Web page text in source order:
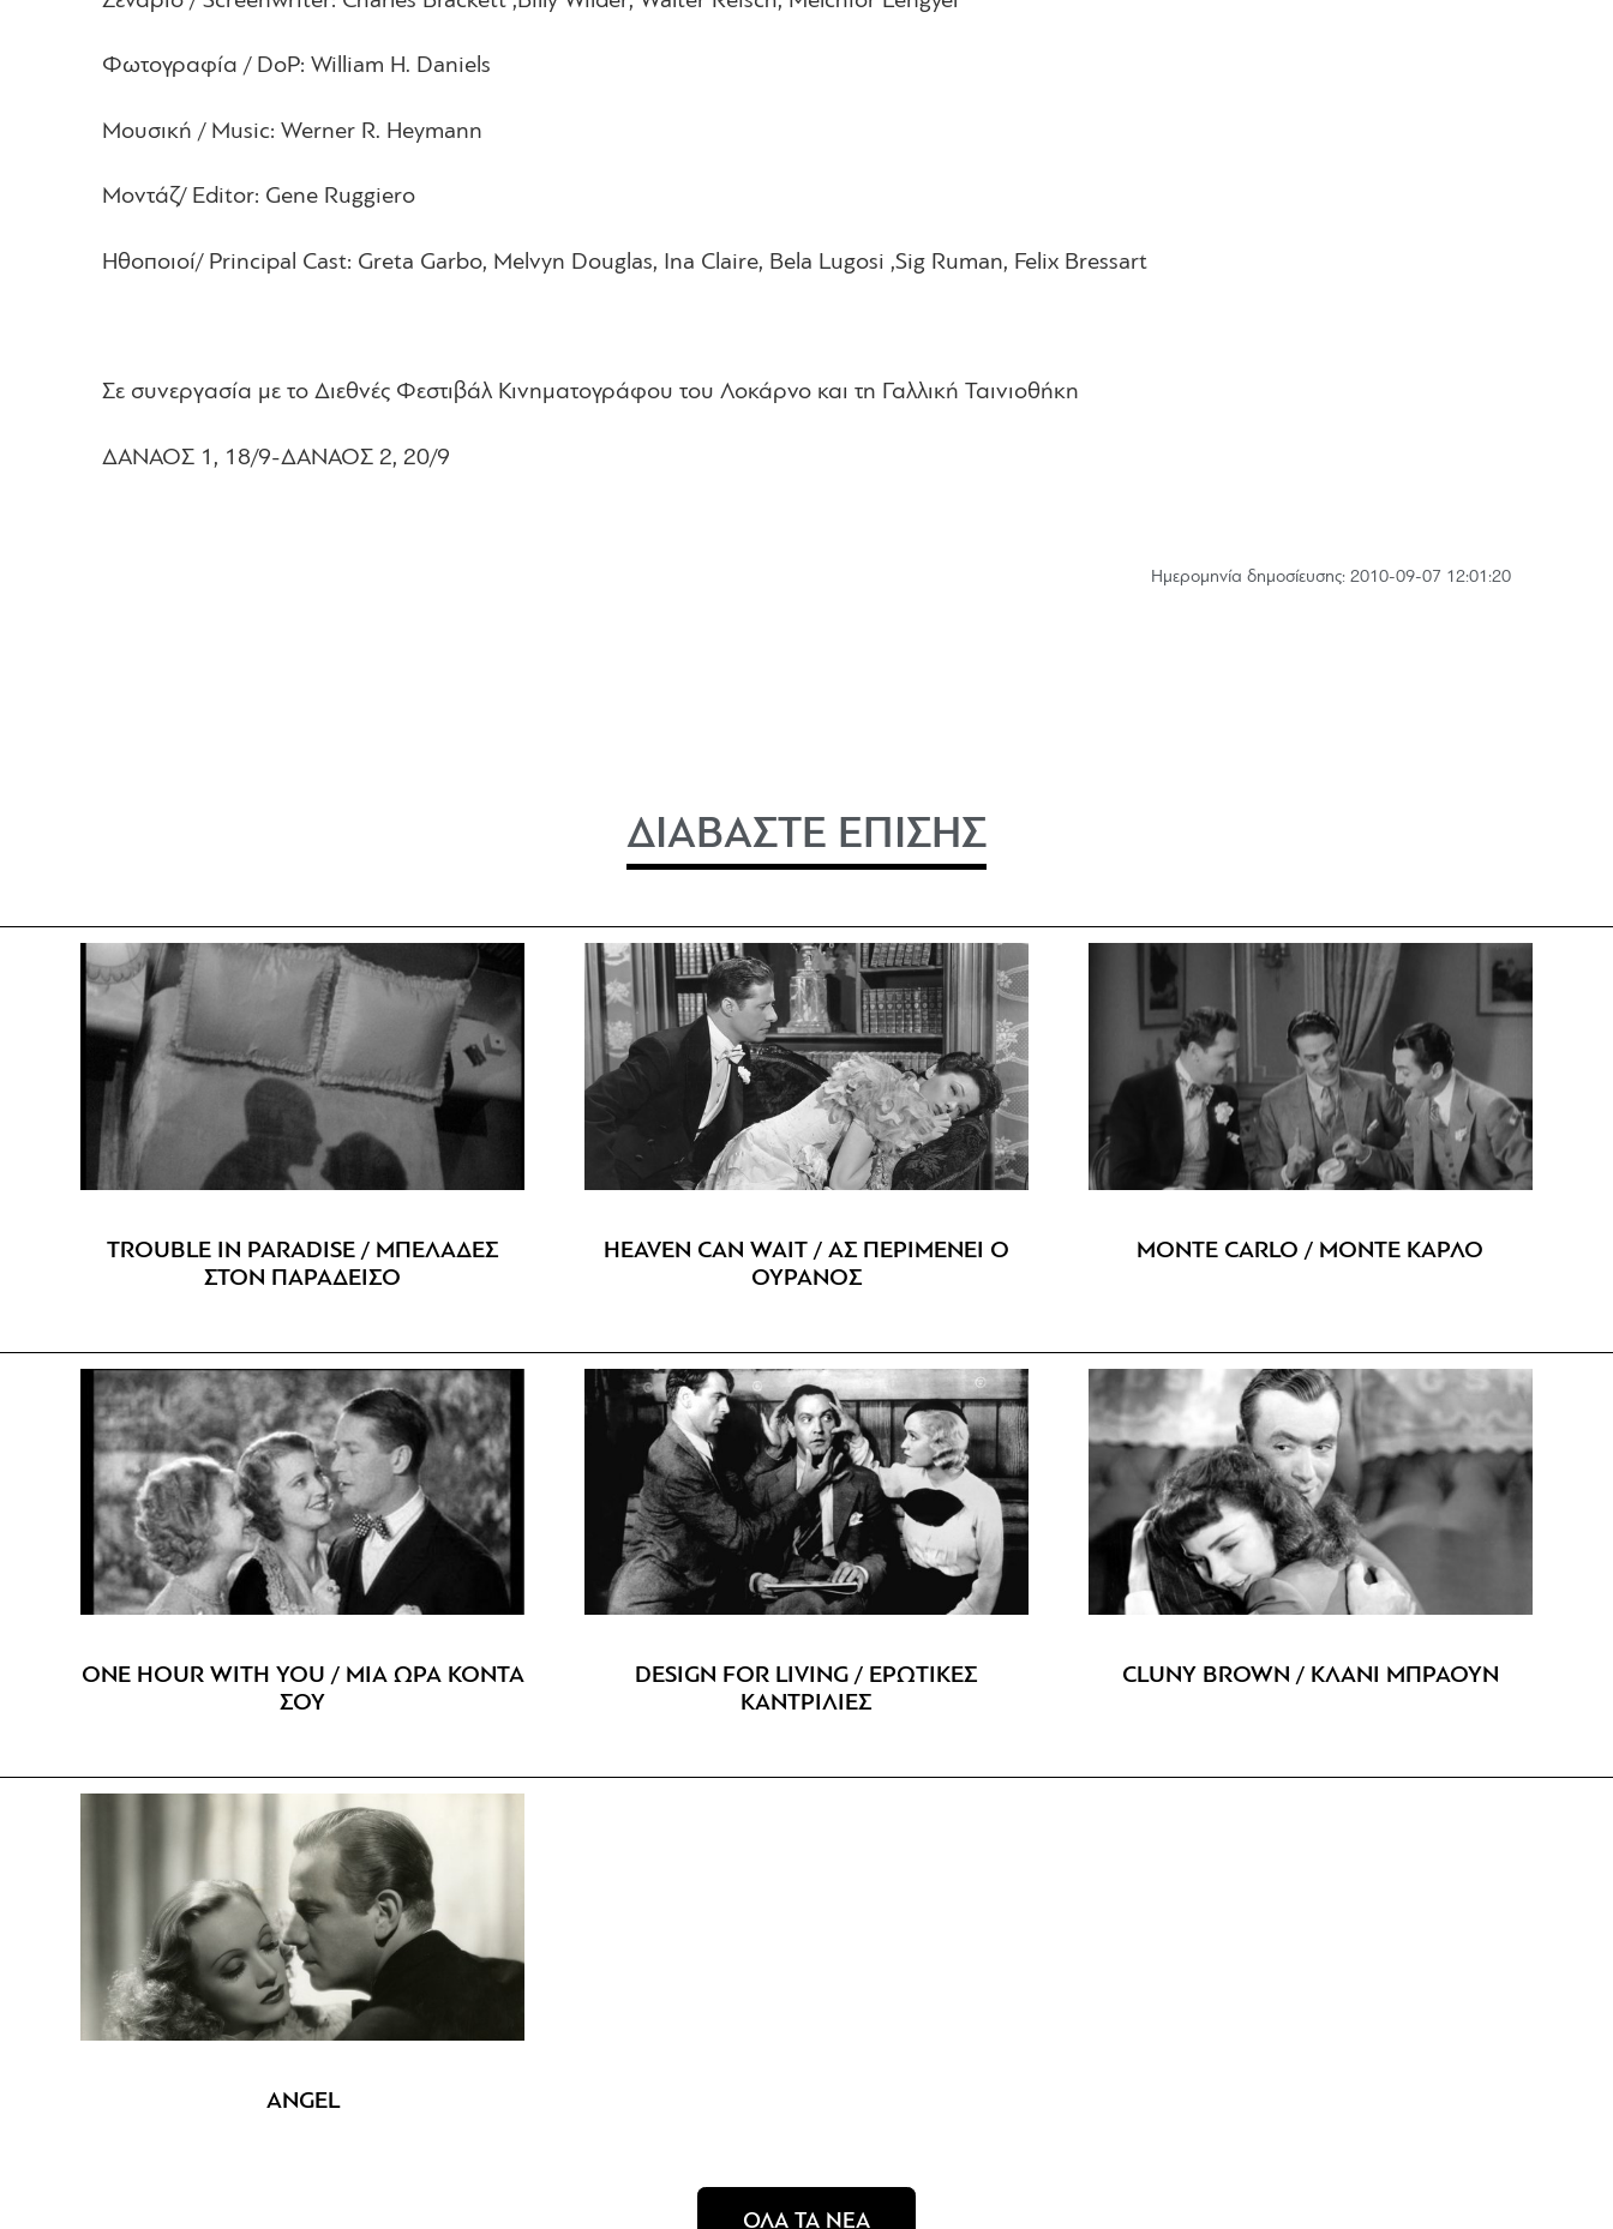
Φωτογραφία / DoP: William H. Daniels
Μουσική / Music: Werner R. Heymann
Μοντάζ/ Editor: Gene Ruggiero
Ηθοποιοί/ Principal Cast: Greta Garbo, Melvyn Douglas, Ina Claire, Bela Lugosi ,Sig Ruman, Felix Bressart
Σε συνεργασία με το Διεθνές Φεστιβάλ Κινηματογράφου του Λοκάρνο και τη Γαλλική Ταινιοθήκη
ΔΑΝΑΟΣ 1, 18/9-ΔΑΝΑΟΣ 2, 20/9
Hμερομηνία δημοσίευσης: 2010-09-07 12:01:20
ΔΙΑΒΑΣΤΕ ΕΠΙΣΗΣ
TROUBLE IN PARADISE / ΜΠΕΛΑΔΕΣ
ΣΤΟΝ ΠΑΡΑΔΕΙΣΟ
HEAVEN CAN WAIT / AΣ ΠΕΡΙΜΕΝΕΙ Ο
ΟΥΡΑΝΟΣ
MONTE CARLO / ΜΟΝΤΕ ΚΑΡΛΟ
ONE HOUR WITH YOU / ΜΙΑ ΩΡΑ ΚΟΝΤΑ
ΣΟΥ
DESIGN FOR LIVING / ΕΡΩΤΙΚΕΣ
ΚΑΝΤΡΙΛΙΕΣ
CLUNY BROWN / ΚΛΑΝΙ ΜΠΡΑΟΥΝ
ANGEL
ΟΛΑ ΤΑ ΝΕΑ